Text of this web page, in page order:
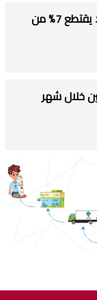
مخاوف تهز أسواق الطاقة.. باب المندب قد يقتطع 7% من
خلال شهر